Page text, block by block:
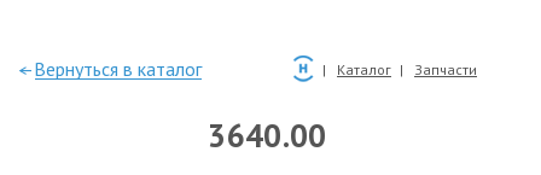
—Вернуться в каталог Каталог Запчасти
3640.00